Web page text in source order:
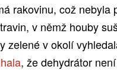
rakovinu, což nebyla
v němž houby
zelené v okolí
, že dehydrátor